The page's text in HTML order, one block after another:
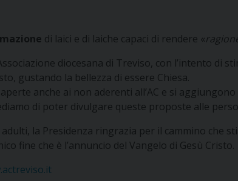
di laici e di laiche capaci di rendere «
diocesana di Treviso, con l’intento di
gustando la bellezza di essere Chiesa.
anche ai non aderenti all’AC e si
di poter divulgare queste proposte alle
la Presidenza ringrazia per il cammino che
fine che è l’annuncio del Vangelo di Gesù Cristo.